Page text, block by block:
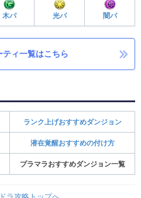
木パ 光パ 闇パ
ティ一覧はこちら
ランク上げおすすめダンジョン
潜在覚醒おすすめの付け方
プラマラおすすめダンジョン一覧